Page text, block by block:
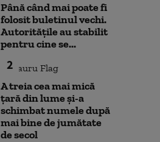
Până când mai poate fi
folosit buletinul vechi.
Autoritățile au stabilit
pentru cine se...
2
A treia cea mai mică
țară din lume și-a
schimbat numele după
mai bine de jumătate
de secol